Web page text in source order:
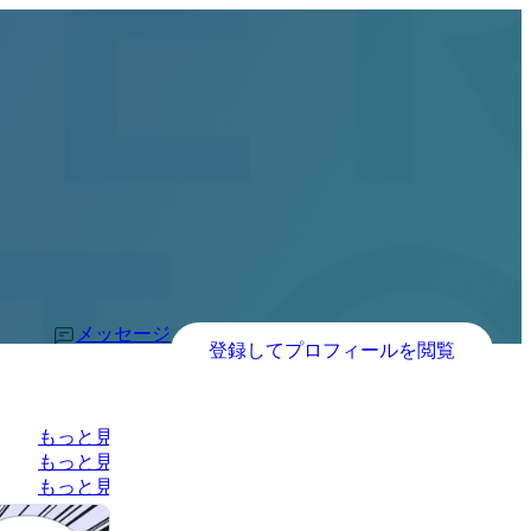
メッセージ
登録してプロフィールを閲覧
もっと見る
もっと見る
もっと見る